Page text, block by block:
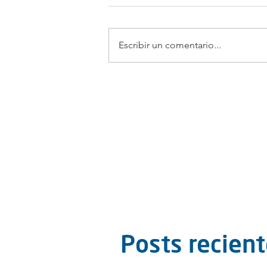
Escribir un comentario...
Posts